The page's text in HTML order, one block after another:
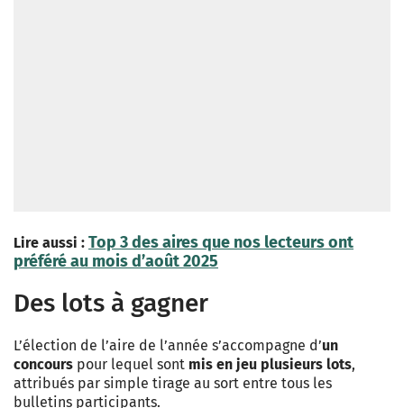
Lire aussi : Top 3 des aires que nos lecteurs ont
préféré au mois d’août 2025
Des lots à gagner
L’élection de l’aire de l’année s’accompagne d’un
concours pour lequel sont mis en jeu plusieurs lots,
attribués par simple tirage au sort entre tous les
bulletins participants.